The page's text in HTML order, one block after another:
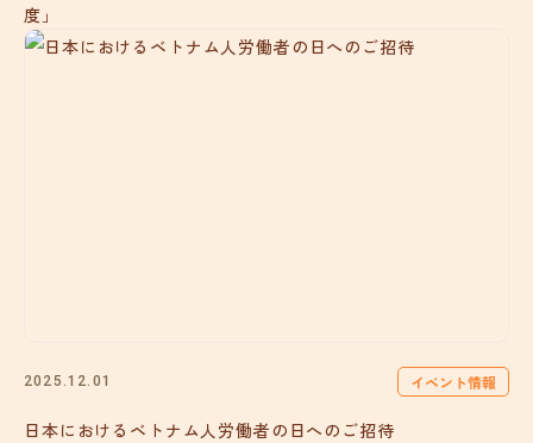
度」
2025.12.01 イベント情報
日本におけるベトナム人労働者の日へのご招待